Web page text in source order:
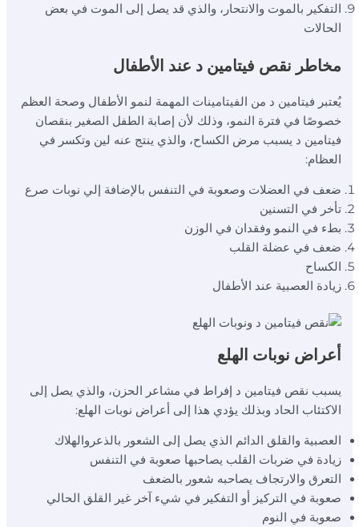
التفكير بالموت والانتحار، والذي قد يصل إلى الموت في بعض
الحالات
مخاطر نقص فيتامين د عند الأطفال
يُعتبر فيتامين د من الفيتامينات المهمة لنمو الأطفال وصحة العظم
خصوصًا في فترة النمو، وذلك لأن إصابة الطفل الصغير بنقصان
فيتامين د يسبب مرض الكساح، والذي ينتج عنه لين وتكسر في
العظام:
ضعف في العضلات وصعوبة في التنفس بالإضافة إلي نوبات صرع
تأخر في التسنين
بطء في النمو وفقدان في الوزن
ضعف في عضلة القلب
الكساح
زيادة العصبية عند الأطفال
أعراض نوبات الهلع
يسبب نقص فيتامين د إفراط في مشاعر الحزن، والذي يصل إلى
الاكتئاب الحاد وبذلك يؤدي هذا إلى أعراض نوبات الهلع:
العصبية والقلق الدائم الذي يصل إلى الشعور بالذعروالهلاك
زيادة في ضربات القلب يصاحبها صعوبة في التنفس
التعرق والارتجاف يصاحبه شعور بالضعف
صعوبة في التركيز أو التفكير في شيء آخر غير القلق الحالي
صعوبة في النوم